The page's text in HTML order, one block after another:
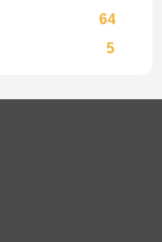
64
5